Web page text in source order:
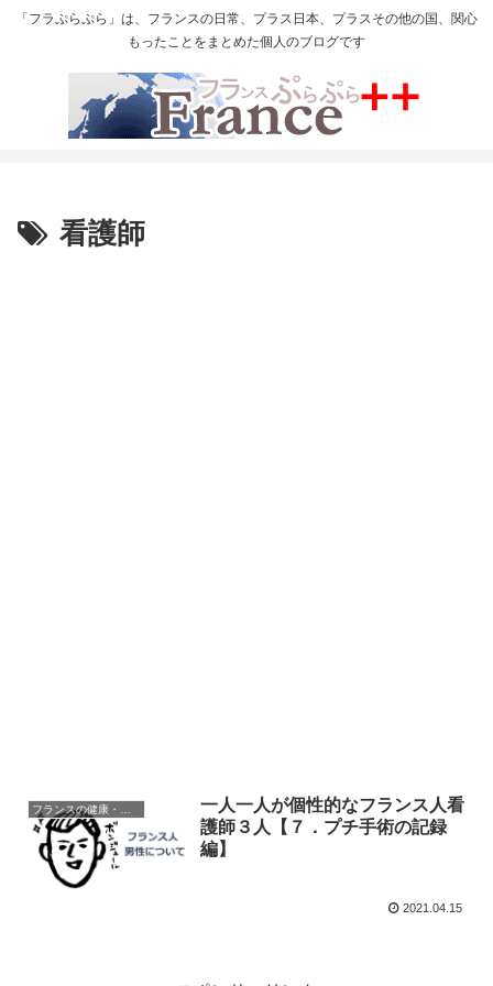
「フラぷらぷら」は、フランスの日常、プラス日本、プラスその他の国、関心
もったことをまとめた個人のブログです
看護師
フランスの健康・医療
一人一人が個性的なフランス人看
護師３人【７．プチ手術の記録
編】
2021.04.15